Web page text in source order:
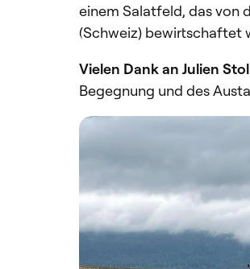
einem Salatfeld, das von
(Schweiz) bewirtschaftet
Vielen Dank an Julien
Begegnung und des